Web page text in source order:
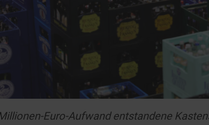
Euro-Aufwand entstandene